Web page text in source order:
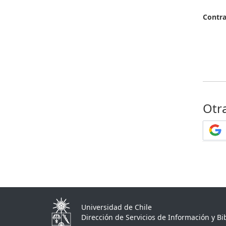
Universidad de Chile
Dirección de Servicios de Información y